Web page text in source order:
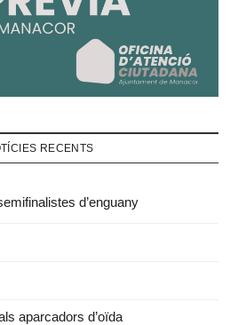
RECENTS
d’enguany
aparcadors d’oïda